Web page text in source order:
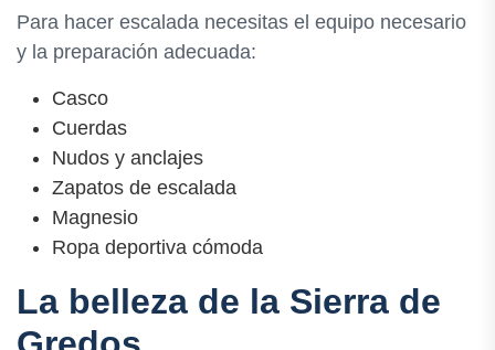
Para hacer escalada necesitas el equipo necesario
y la preparación adecuada:
Casco
Cuerdas
Nudos y anclajes
Zapatos de escalada
Magnesio
Ropa deportiva cómoda
La belleza de la Sierra de